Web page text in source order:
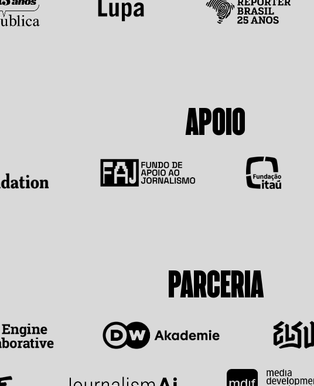
APOIO
PARCERIA